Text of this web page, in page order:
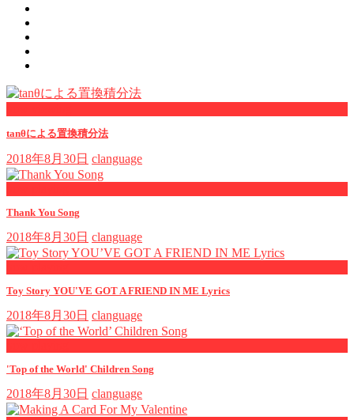
tanθによる置換積分法
2018年8月30日 clanguage
Thank You Song
2018年8月30日 clanguage
Toy Story YOU'VE GOT A FRIEND IN ME Lyrics
2018年8月30日 clanguage
'Top of the World' Children Song
2018年8月30日 clanguage